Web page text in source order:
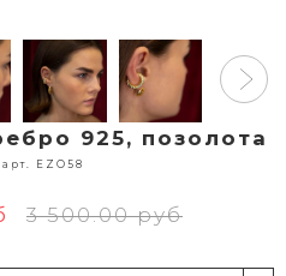
925, позолота
арт. EZO58
3 500.00 руб